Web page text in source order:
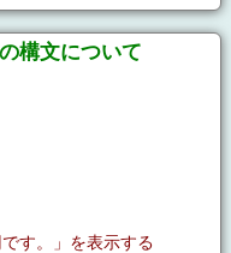
構文について
す。」を表示する